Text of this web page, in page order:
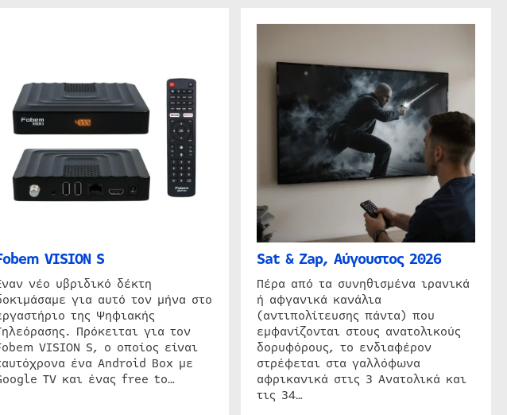
VISION S
νέο υβριδικό δέκτη
για αυτό τον μήνα στο
της Ψηφιακής
Πρόκειται για τον
VISION S, ο οποίος είναι
ένα Android Box με
TV και ένας free to…
Sat & Zap, Αύγουστος 2026
Πέρα από τα συνηθισμένα ιρανικά
ή αφγανικά κανάλια
(αντιπολίτευσης πάντα) που
εμφανίζονται στους ανατολικούς
δορυφόρους, το ενδιαφέρον
στρέφεται στα γαλλόφωνα
αφρικανικά στις 3 Ανατολικά και
τις 34…